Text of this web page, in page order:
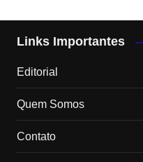
Links Importantes
Editorial
Quem Somos
Contato